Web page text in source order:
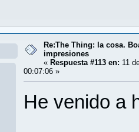
Re:The Thing: la cosa.
impresiones
« Respuesta #113 en: 11
00:07:06 »
He venido a